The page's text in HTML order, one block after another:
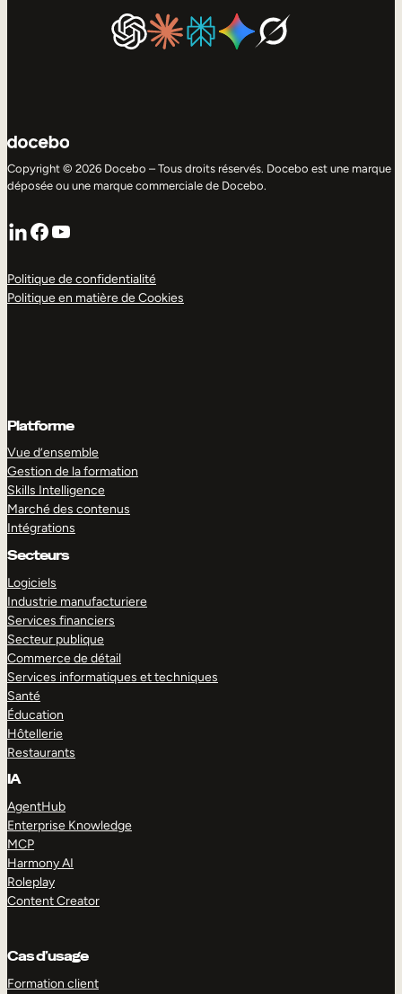
Copyright © 2026 Docebo – Tous droits réservés. Docebo est une marque
déposée ou une marque commerciale de Docebo.
LinkedIn
Facebook
YouTube
Politique de confidentialité
Politique en matière de Cookies
Platforme
Vue d’ensemble
Gestion de la formation
Skills Intelligence
Marché des contenus
Intégrations
Secteurs
Logiciels
Industrie manufacturiere
Services financiers
Secteur publique
Commerce de détail
Services informatiques et techniques
Santé
Éducation
Hôtellerie
Restaurants
IA
AgentHub
Enterprise Knowledge
MCP
Harmony AI
Roleplay
Content Creator
Cas d’usage
Formation client